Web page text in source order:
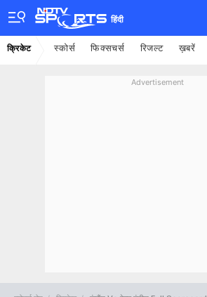
हिंदी
क्रिकेट स्कोर्स फिक्सचर्स रिजल्ट ख़बरें
Advertisement